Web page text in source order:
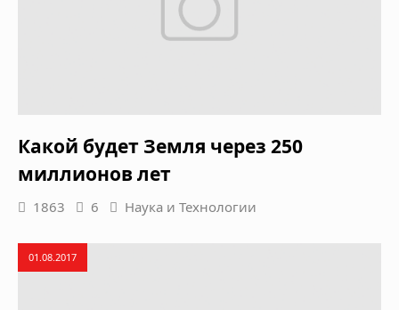
Какой будет Земля через 250
миллионов лет
1863 6 Наука и Технологии
01.08.2017